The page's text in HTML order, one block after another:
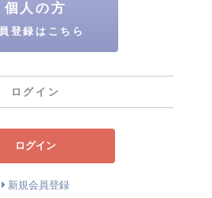
個人の方
登録はこちら
ログイン
ログイン
新規会員登録